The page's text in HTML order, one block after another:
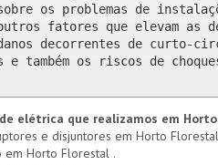
os problemas de
fatores que elevam as
decorrentes de curto-
também os riscos de
elétrica que realizamos em
e disjuntores em Horto
em Horto Florestal .